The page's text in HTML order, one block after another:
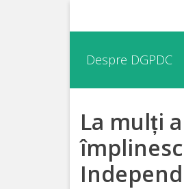
DGPDC
Informații
despre
DGPDC
Despre DGPDC
La mulți